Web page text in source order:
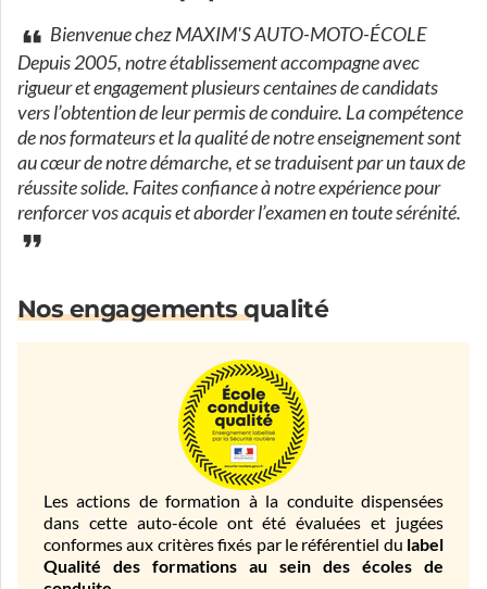
Bienvenue chez MAXIM'S AUTO-MOTO-ÉCOLE
Depuis 2005, notre établissement accompagne avec
rigueur et engagement plusieurs centaines de candidats
vers l’obtention de leur permis de conduire. La compétence
de nos formateurs et la qualité de notre enseignement sont
au cœur de notre démarche, et se traduisent par un taux de
réussite solide. Faites confiance à notre expérience pour
renforcer vos acquis et aborder l’examen en toute sérénité.
Nos engagements qualité
Les actions de formation à la conduite dispensées
dans cette auto-école ont été évaluées et jugées
conformes aux critères fixés par le référentiel du label
Qualité des formations au sein des écoles de